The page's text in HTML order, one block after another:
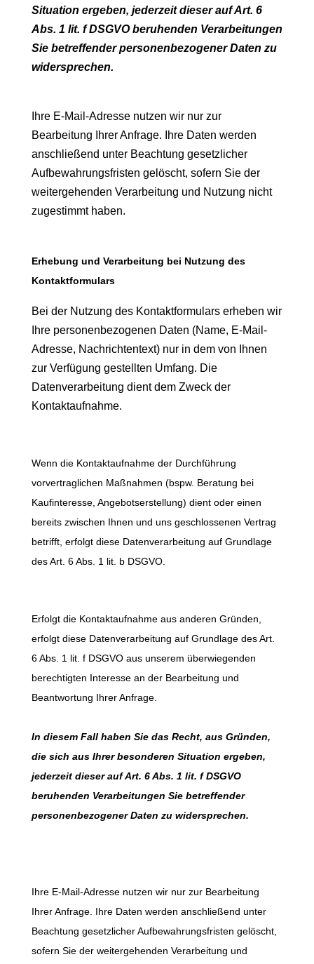
Situation ergeben, jederzeit dieser auf Art. 6
Abs. 1 lit. f DSGVO beruhenden Verarbeitungen
Sie betreffender personenbezogener Daten zu
widersprechen.
Ihre E-Mail-Adresse nutzen wir nur zur
Bearbeitung Ihrer Anfrage. Ihre Daten werden
anschließend unter Beachtung gesetzlicher
Aufbewahrungsfristen gelöscht, sofern Sie der
weitergehenden Verarbeitung und Nutzung nicht
zugestimmt haben.
Erhebung und Verarbeitung bei Nutzung des
Kontaktformulars
Bei der Nutzung des Kontaktformulars erheben wir
Ihre personenbezogenen Daten (Name, E-Mail-
Adresse, Nachrichtentext) nur in dem von Ihnen
zur Verfügung gestellten Umfang. Die
Datenverarbeitung dient dem Zweck der
Kontaktaufnahme.
Wenn die Kontaktaufnahme der Durchführung
vorvertraglichen Maßnahmen (bspw. Beratung bei
Kaufinteresse, Angebotserstellung) dient oder einen
bereits zwischen Ihnen und uns geschlossenen Vertrag
betrifft, erfolgt diese Datenverarbeitung auf Grundlage
des Art. 6 Abs. 1 lit. b DSGVO.
Erfolgt die Kontaktaufnahme aus anderen Gründen,
erfolgt diese Datenverarbeitung auf Grundlage des Art.
6 Abs. 1 lit. f DSGVO aus unserem überwiegenden
berechtigten Interesse an der Bearbeitung und
Beantwortung Ihrer Anfrage.
In diesem Fall haben Sie das Recht, aus Gründen,
die sich aus Ihrer besonderen Situation ergeben,
jederzeit dieser auf Art. 6 Abs. 1 lit. f DSGVO
beruhenden Verarbeitungen Sie betreffender
personenbezogener Daten zu widersprechen.
Ihre E-Mail-Adresse nutzen wir nur zur Bearbeitung
Ihrer Anfrage. Ihre Daten werden anschließend unter
Beachtung gesetzlicher Aufbewahrungsfristen gelöscht,
sofern Sie der weitergehenden Verarbeitung und